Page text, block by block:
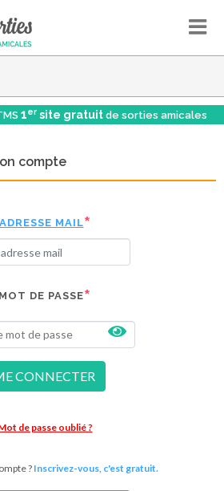
1er site gratuit de sorties amicales
compte
ADRESSE MAIL
MOT DE PASSE
CONNECTER
de passe oublié ?
? Inscrivez-vous, c'est gratuit.